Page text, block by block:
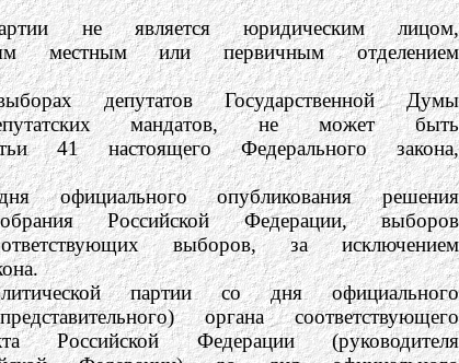
является юридическим лицом,
местным или первичным отделением
депутатов Государственной Думы
мандатов, не может быть
41 настоящего Федерального закона,
опубликования решения
Российской Федерации, выборов
выборов, за исключением
партии со дня официального
органа соответствующего
Российской Федерации (руководителя